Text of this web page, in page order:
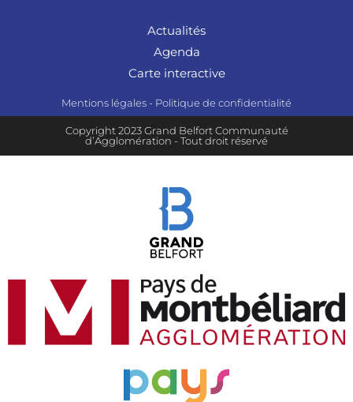
Actualités
Agenda
Carte interactive
Mentions légales - Politique de confidentialité
Copyright 2023 Grand Belfort Communauté
d’Agglomération - Tout droit réservé